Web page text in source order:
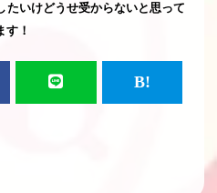
たいけどうせ受からないと思って
す！